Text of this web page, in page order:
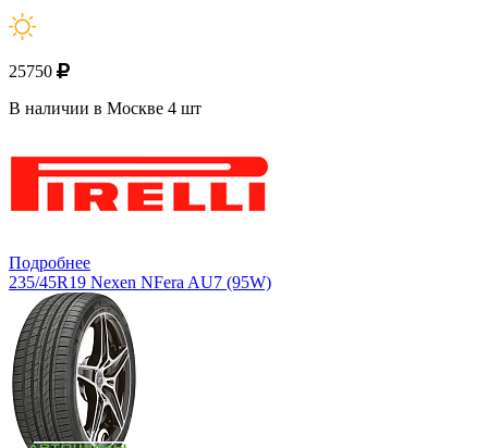
25750
В наличии в Москве 4 шт
Подробнее
235/45R19 Nexen NFera AU7 (95W)